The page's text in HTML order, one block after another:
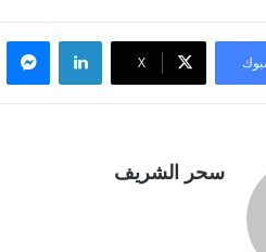
‫X
لينكدإن
سحر الشريف